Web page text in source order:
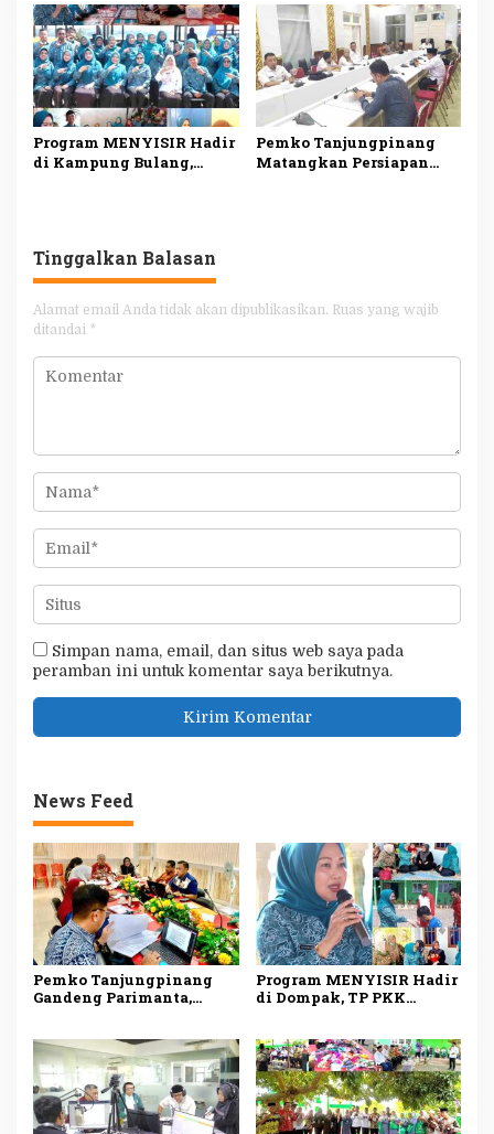
Darmansyah: Semua
Riwayat Bantuan Tercatat
dalam Satu Data
Semangat Berbagi dan
Gotong Royong
Program MENYISIR Hadir
di Kampung Bulang,
Pemko Tanjungpinang
Matangkan Persiapan
Tinggalkan Balasan
Alamat email Anda tidak akan dipublikasikan. Ruas yang wajib
ditandai *
Simpan nama, email, dan situs web saya pada
peramban ini untuk komentar saya berikutnya.
News Feed
Pemko Tanjungpinang
Gandeng Parimanta,
Solar Subsidi
Program MENYISIR Hadir
di Dompak, TP PKK